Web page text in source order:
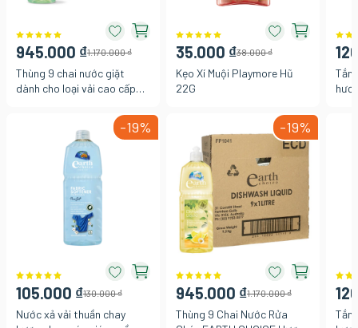
945.000 ₫1.170.000 ₫
Thùng 9 chai nước giặt
dành cho loại vải cao cấp
35.000 ₫38.000 ₫
Kẹo Xí Muội Playmore Hũ
22G
-19%
105.000 ₫130.000 ₫
Nước xả vải thuần chay
-19%
945.000 ₫1.170.000 ₫
Thùng 9 Chai Nước Rửa